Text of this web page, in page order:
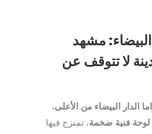
البيضاء: مشهد
لا تتوقف عن
الدار البيضاء من الأعلى،
لوحة فنية ضخمة، تمتزج فيها